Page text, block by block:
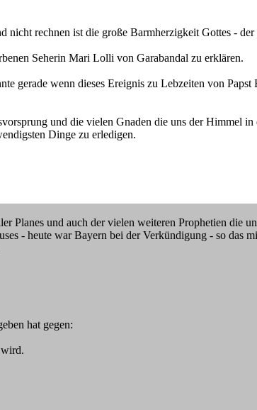
rechnen ist die große Barmherzigkeit Gottes -
Seherin Mari Lolli von Garabandal zu erklären.
gerade wenn dieses Ereignis zu Lebzeiten von
und die vielen Gnaden die uns der Himmel
Dinge zu erledigen.
Planes und auch der vielen weiteren Prophetien die
- heute war Bayern bei der Verkündigung - so
hat gegen: